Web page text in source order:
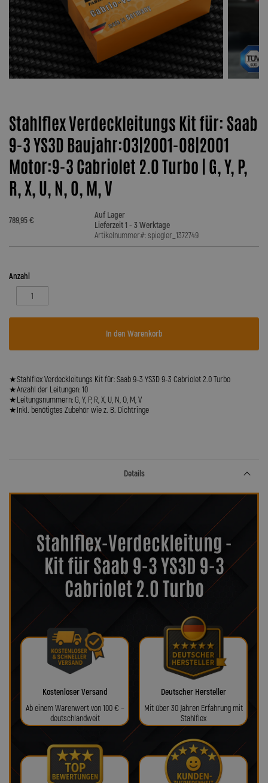
Stahlflex Verdeckleitungs Kit für: Saab
9-3 YS3D Baujahr:03|2001-08|2001
Motor:9-3 Cabriolet 2.0 Turbo | G, Y, P,
R, X, U, N, O, M, V
789,95 €
Auf Lager
Lieferzeit 1 - 3 Werktage
Artikelnummer#: spiegler_1372749
Anzahl
In den Warenkorb
★Stahlflex Verdeckleitungs Kit für: Saab 9-3 YS3D 9-3 Cabriolet 2.0 Turbo
★Anzahl der Leitungen: 10
★Leitungsnummern: G, Y, P, R, X, U, N, O, M, V
★Inkl. benötigtes Zubehör wie z. B. Dichtringe
Details
Stahlflex-Verdeckleitung -
Kit für Saab 9-3 YS3D 9-3
Cabriolet 2.0 Turbo
Kostenloser Versand
Ab einem Warenwert von 100 € –
deutschlandweit
Deutscher Hersteller
Mit über 30 Jahren Erfahrung mit
Stahlflex